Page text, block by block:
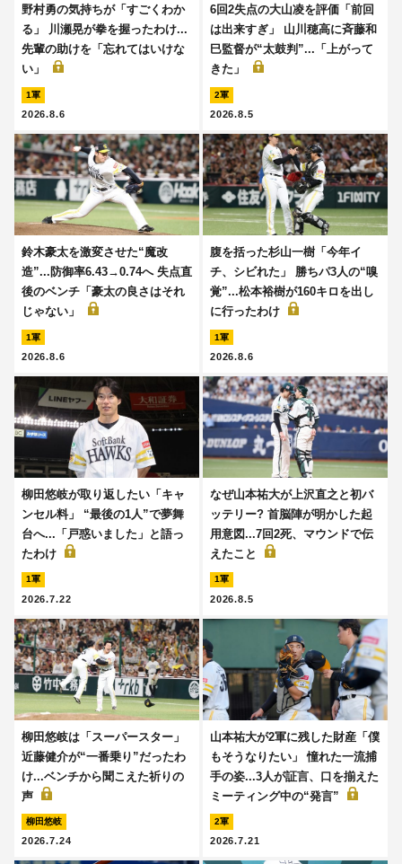
野村勇の気持ちが「すごくわか
る」 川瀬晃が拳を握ったわけ...
先輩の助けを「忘れてはいけな
い」
1軍
2026.8.6
6回2失点の大山凌を評価「前回
は出来すぎ」 山川穂高に斉藤和
巳監督が“太鼓判”...「上がって
きた」
2軍
2026.8.5
鈴木豪太を激変させた“魔改
造”...防御率6.43→0.74へ 失点直
後のベンチ「豪太の良さはそれ
じゃない」
1軍
2026.8.6
腹を括った杉山一樹「今年イ
チ、シビれた」 勝ちパ3人の“嗅
覚”...松本裕樹が160キロを出し
に行ったわけ
1軍
2026.8.6
柳田悠岐が取り返したい「キャ
ンセル料」 “最後の1人”で夢舞
台へ...「戸惑いました」と語っ
たわけ
1軍
2026.7.22
なぜ山本祐大が上沢直之と初バ
ッテリー? 首脳陣が明かした起
用意図...7回2死、マウンドで伝
えたこと
1軍
2026.8.5
柳田悠岐は「スーパースター」
近藤健介が“一番乗り”だったわ
け...ベンチから聞こえた祈りの
声
柳田悠岐
2026.7.24
山本祐大が2軍に残した財産「僕
もそうなりたい」 憧れた一流捕
手の姿...3人が証言、口を揃えた
ミーティング中の“発言”
2軍
2026.7.21